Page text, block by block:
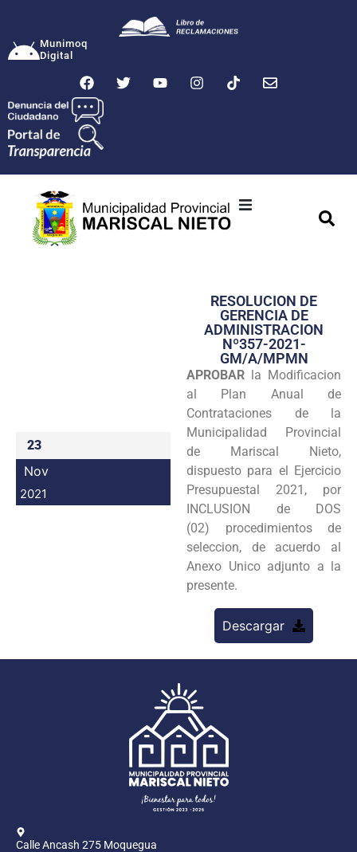
Munimoq
Digital
Transparencia
Seguridad
Programas
Intranet
23
Nov
2021
RESOLUCION DE
GERENCIA DE
ADMINISTRACION
Nº357-2021-
GM/A/MPMN
APROBAR la Modificacion
al Plan Anual de
Contrataciones de la
Municipalidad Provincial
de Mariscal Nieto,
dispuesto para el Ejercicio
Presupuestal 2021, por
INCLUSION de DOS
(02) procedimientos de
seleccion, de acuerdo al
Anexo Unico adjunto a la
presente.
Descargar
Calle Ancash 275 Moquegua